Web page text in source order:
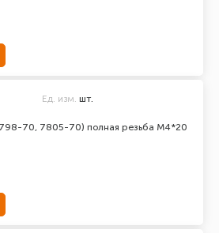
70, 7805-70) полная резьба М4*20
Ед. изм. шт.